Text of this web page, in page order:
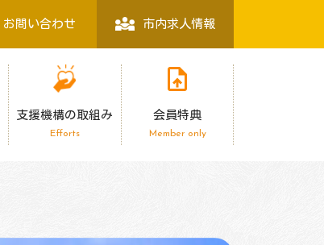
お問い合わせ 市内求人情報
支援機構の取組み
Efforts
会員特典
Member only